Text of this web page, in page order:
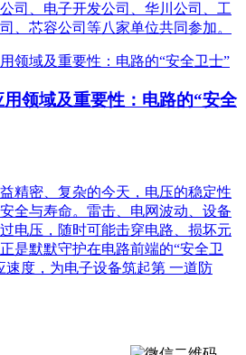
司、电子开发公司、华川公司、工
、芯容公司等八家单位共同参加。
领域及重要性：电路的“安全
精密、复杂的今天，电压的稳定性
全与寿命。雷击、电网波动、设备
电压，随时可能击穿电路、损坏元
是默默守护在电路前端的“安全卫
速度，为电子设备筑起第 一道防